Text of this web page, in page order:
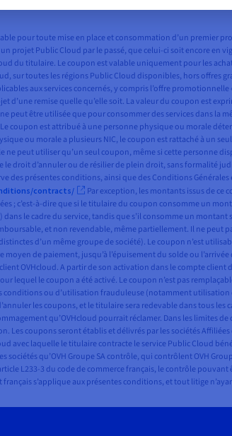
pour toute mise en place et consommation d’un premier
projet Public Cloud par le passé, que celui-ci soit encore en
du titulaire. Le coupon est valable uniquement pour les
sur toutes les régions Public Cloud disponibles, hors offres
aux services concernés, y compris l’offre
d’une remise quelle qu’elle soit. La valeur du coupon est
peut être utilisée que pour consommer des services dans la
coupon est attribué à une personne physique ou morale
ou morale a plusieurs NIC, le coupon est rattaché à un
peut utiliser qu’un seul coupon, même si cette personne
le droit d’annuler ou de résilier de plein droit, sans formalité
des présentes conditions, ainsi que des Conditions
contracts/
Par exception, les montants issus de ce
; c’est-à-dire que si le titulaire du coupon consomme un
dans le cadre du service, tandis que s’il consomme un
et non revendable, même partiellement. Il ne peut
d’un même groupe de société). Le coupon n’est
de paiement, jusqu’à l’épuisement du solde ou
OVHcloud. A partir de son activation dans le compte
lequel le coupon a été activé. Le coupon n’est pas
conditions ou d’utilisation frauduleuse (notamment
les coupons, et le titulaire sera redevable dans tous
qu’OVHcloud pourrait réclamer. Dans les limites
coupons seront établis et délivrés par les sociétés Affiliées
avec laquelle le titulaire contracte le service Public Cloud
sociétés qu’OVH Groupe SA contrôle, qui contrôlent OVH
L233-3 du code de commerce français, le contrôle
français s’applique aux présentes conditions, et tout litige